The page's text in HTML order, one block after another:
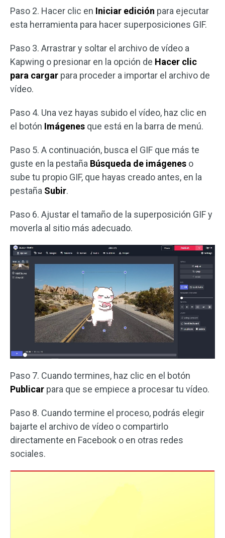
Paso 2. Hacer clic en Iniciar edición para ejecutar
esta herramienta para hacer superposiciones GIF.
Paso 3. Arrastrar y soltar el archivo de vídeo a
Kapwing o presionar en la opción de Hacer clic
para cargar para proceder a importar el archivo de
vídeo.
Paso 4. Una vez hayas subido el vídeo, haz clic en
el botón Imágenes que está en la barra de menú.
Paso 5. A continuación, busca el GIF que más te
guste en la pestaña Búsqueda de imágenes o
sube tu propio GIF, que hayas creado antes, en la
pestaña Subir.
Paso 6. Ajustar el tamaño de la superposición GIF y
moverla al sitio más adecuado.
Paso 7. Cuando termines, haz clic en el botón
Publicar para que se empiece a procesar tu vídeo.
Paso 8. Cuando termine el proceso, podrás elegir
bajarte el archivo de vídeo o compartirlo
directamente en Facebook o en otras redes
sociales.